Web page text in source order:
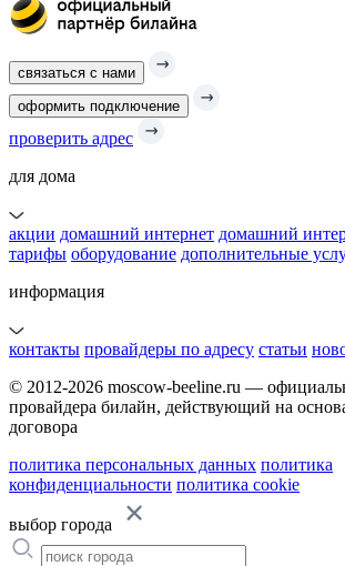
связаться с нами
оформить подключение
проверить адрес
для дома
акции домашний интернет домашний
тарифы оборудование дополнительные
информация
контакты провайдеры по адресу статьи
© 2012-2026 moscow-beeline.ru —
провайдера билайн, действующий на
договора
политика персональных данных политика
конфиденциальности политика cookie
выбор города